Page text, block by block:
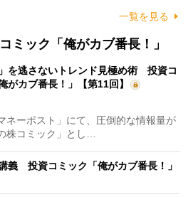
一覧を見る
ミック「俺がカブ番長！」
」を逃さないトレンド見極め術 投資コ
がカブ番長！」【第11回】
ーポスト」にて、圧倒的な情報量が
株コミック」とし…
義 投資コミック「俺がカブ番長！」